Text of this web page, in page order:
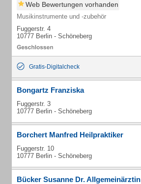
Web Bewertungen vorhanden
Musikinstrumente und -zubehör
Fuggerstr. 4
10777 Berlin - Schöneberg
Gratis-Digitalcheck
Bongartz Franziska
Fuggerstr. 3
10777 Berlin - Schöneberg
Borchert Manfred Heilpraktiker
Fuggerstr. 10
10777 Berlin - Schöneberg
Bücker Susanne Dr. Allgemeinärztin